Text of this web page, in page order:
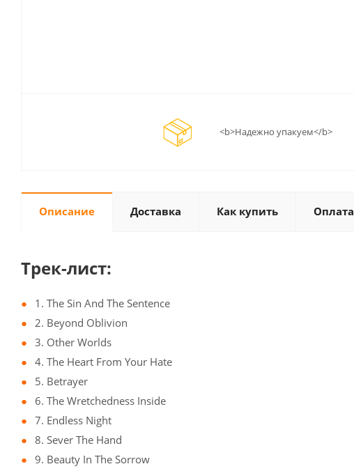
<b>Надежно упакуем</b>
Описание Доставка Как купить Оплата
Трек-лист:
1. The Sin And The Sentence
2. Beyond Oblivion
3. Other Worlds
4. The Heart From Your Hate
5. Betrayer
6. The Wretchedness Inside
7. Endless Night
8. Sever The Hand
9. Beauty In The Sorrow